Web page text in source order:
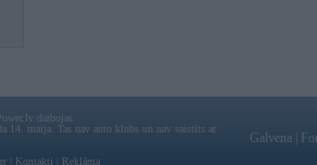
darbojas
14. maija. Tas nav auto klubs un nav saistīts ar
Kontakti Reklāma
Galvena